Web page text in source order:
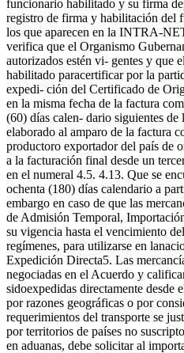
funcionario habilitado y su firma
registro de firma y habilitación del
los que aparecen en la INTRA-
verifica que el Organismo
autorizados estén vi- gentes y que
habilitado paracertificar por la
expedi- ción del Certificado de
en la misma fecha de la factura
(60) días calen- dario siguientes
elaborado al amparo de la factura
productoro exportador del país de
a la facturación final desde un
en el numeral 4.5. 4.13. Que se
ochenta (180) días calendario a
embargo en caso de que las
de Admisión Temporal,
su vigencia hasta el vencimiento
regímenes, para utilizarse en
Expedición Directa5. Las
negociadas en el Acuerdo y
sidoexpedidas directamente desde
por razones geográficas o por
requerimientos del transporte se
por territorios de países no
en aduanas, debe solicitar al